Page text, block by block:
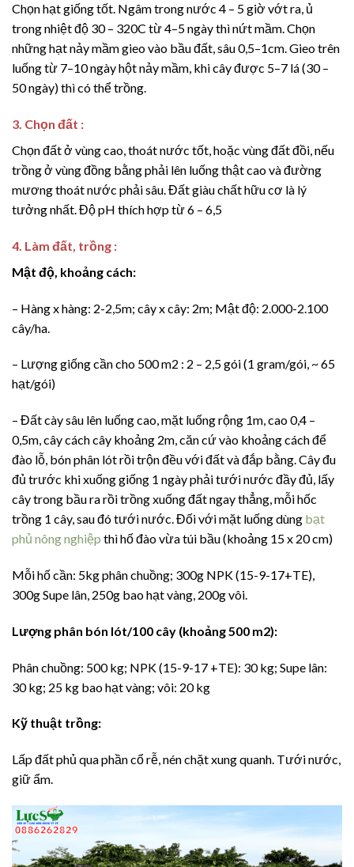
Chọn hạt giống tốt. Ngâm trong nước 4 – 5 giờ vớt ra, ủ
trong nhiệt độ 30 – 320C từ 4–5 ngày thì nứt mầm. Chọn
những hạt nảy mầm gieo vào bầu đất, sâu 0,5–1cm. Gieo trên
luống từ 7–10 ngày hột nảy mầm, khi cây được 5–7 lá (30 –
50 ngày) thì có thể trồng.
3. Chọn đất :
Chọn đất ở vùng cao, thoát nước tốt, hoặc vùng đất đồi, nếu
trồng ở vùng đồng bằng phải lên luống thật cao và đường
mương thoát nước phải sâu. Đất giàu chất hữu cơ là lý
tưởng nhất. Độ pH thích hợp từ 6 – 6,5
4. Làm đất, trồng :
Mật độ, khoảng cách:
– Hàng x hàng: 2-2,5m; cây x cây: 2m; Mật độ: 2.000-2.100
cây/ha.
– Lượng giống cần cho 500 m2 : 2 – 2,5 gói (1 gram/gói, ~ 65
hạt/gói)
– Đất cày sâu lên luống cao, mặt luống rộng 1m, cao 0,4 –
0,5m, cây cách cây khoảng 2m, căn cứ vào khoảng cách để
đào lỗ, bón phân lót rồi trộn đều với đất và đắp bằng. Cây đu
đủ trước khi xuống giống 1 ngày phải tưới nước đầy đủ, lấy
cây trong bầu ra rồi trồng xuống đất ngay thẳng, mỗi hốc
trồng 1 cây, sau đó tưới nước. Đối với mặt luống dùng bạt
phủ nông nghiệp thì hố đào vừa túi bầu (khoảng 15 x 20 cm)
Mỗi hố cần: 5kg phân chuồng; 300g NPK (15-9-17+TE),
300g Supe lân, 250g bao hạt vàng, 200g vôi.
Lượng phân bón lót/100 cây (khoảng 500 m2):
Phân chuồng: 500 kg; NPK (15-9-17 +TE): 30 kg; Supe lân:
30 kg; 25 kg bao hạt vàng; vôi: 20 kg
Kỹ thuật trồng:
Lấp đất phủ qua phần cổ rễ, nén chặt xung quanh. Tưới nước,
giữ ẩm.